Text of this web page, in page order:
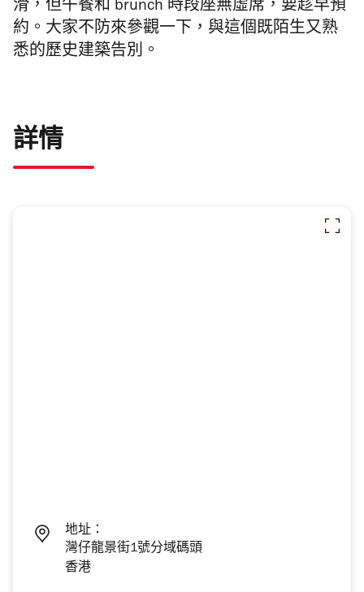
滑，但午餐和 brunch 時段座無虛席，要趁早預
約。大家不防來參觀一下，與這個既陌生又熟
悉的歷史建築告別。
詳情
地址：
灣仔龍景街1號分域碼頭
香港